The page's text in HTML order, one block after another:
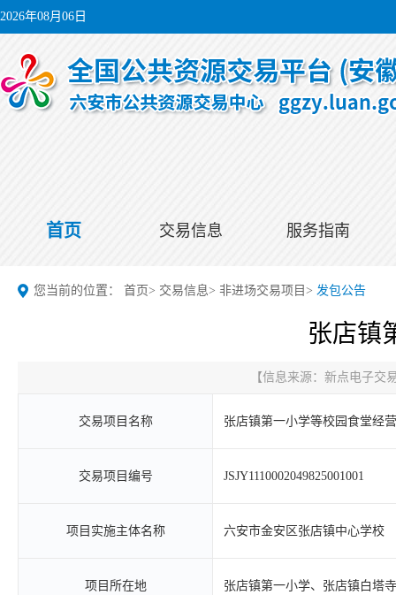
2026年08月06日
首页 交易信息 服务指南
您当前的位置： 首页> 交易信息> 非进场交易项目 > 发包公告
张店镇
【信息来源： 新点电子交
交易项目名称 张店镇第一小学等校园食堂经
交易项目编号 JSJY1110002049825001001
项目实施主体名称 六安市金安区张店镇中心学校
项目所在地 张店镇第一小学、张店镇白塔